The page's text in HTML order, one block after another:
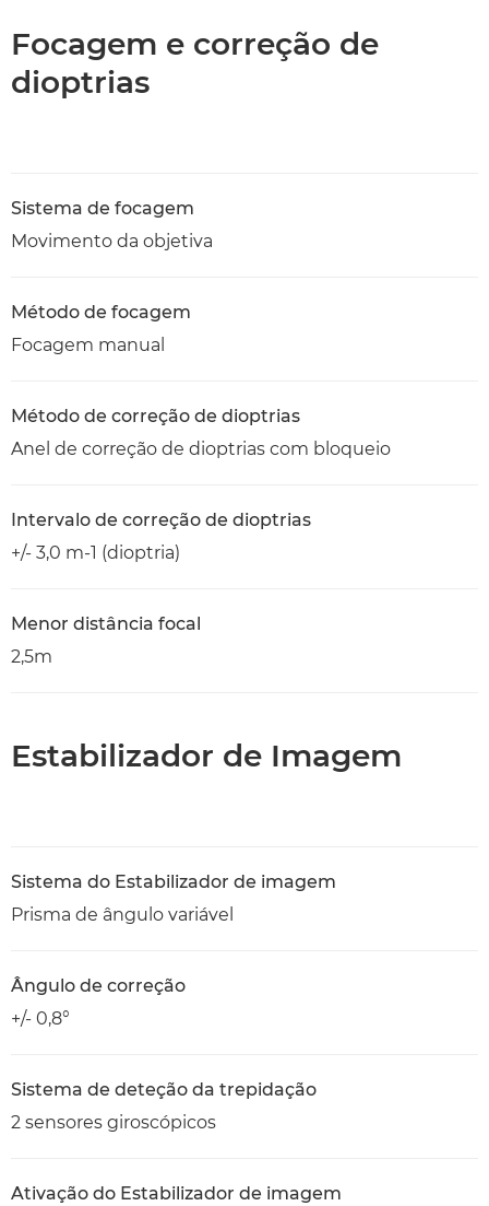
Focagem e correção de
dioptrias
Sistema de focagem
Movimento da objetiva
Método de focagem
Focagem manual
Método de correção de dioptrias
Anel de correção de dioptrias com bloqueio
Intervalo de correção de dioptrias
+/- 3,0 m-1 (dioptria)
Menor distância focal
2,5m
Estabilizador de Imagem
Sistema do Estabilizador de imagem
Prisma de ângulo variável
Ângulo de correção
+/- 0,8°
Sistema de deteção da trepidação
2 sensores giroscópicos
Ativação do Estabilizador de imagem